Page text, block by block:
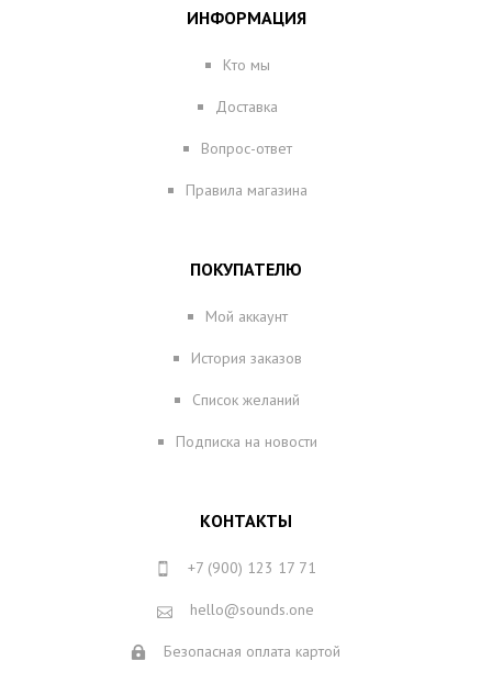
ИНФОРМАЦИЯ
Кто мы
Доставка
Вопрос-ответ
Правила магазина
ПОКУПАТЕЛЮ
Мой аккаунт
История заказов
Список желаний
Подписка на новости
КОНТАКТЫ
+7 (900) 123 17 71
hello@sounds.one
Безопасная оплата картой